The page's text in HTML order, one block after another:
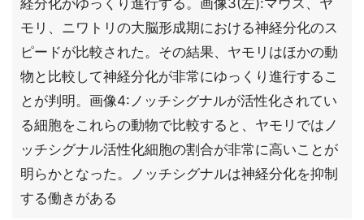
経分化がゆっくり進行する。画像3(左):マウス、ヤ
モリ、ニワトリの大脳形成期における神経分化のス
ピードが比較された。その結果、ヤモリはほかの動
物と比較して神経分化が非常にゆっくり進行するこ
とが判明。画像4:ノッチシグナルが活性化されてい
る細胞をこれらの動物で比較すると、ヤモリではノ
ッチシグナル活性化細胞の割合が非常に高いことが
明らかとなった。ノッチシグナルは神経分化を抑制
する働きがある